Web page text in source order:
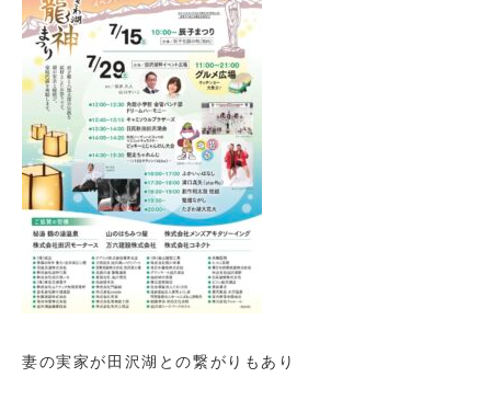
妻の実家が田沢湖との繋がりもあり